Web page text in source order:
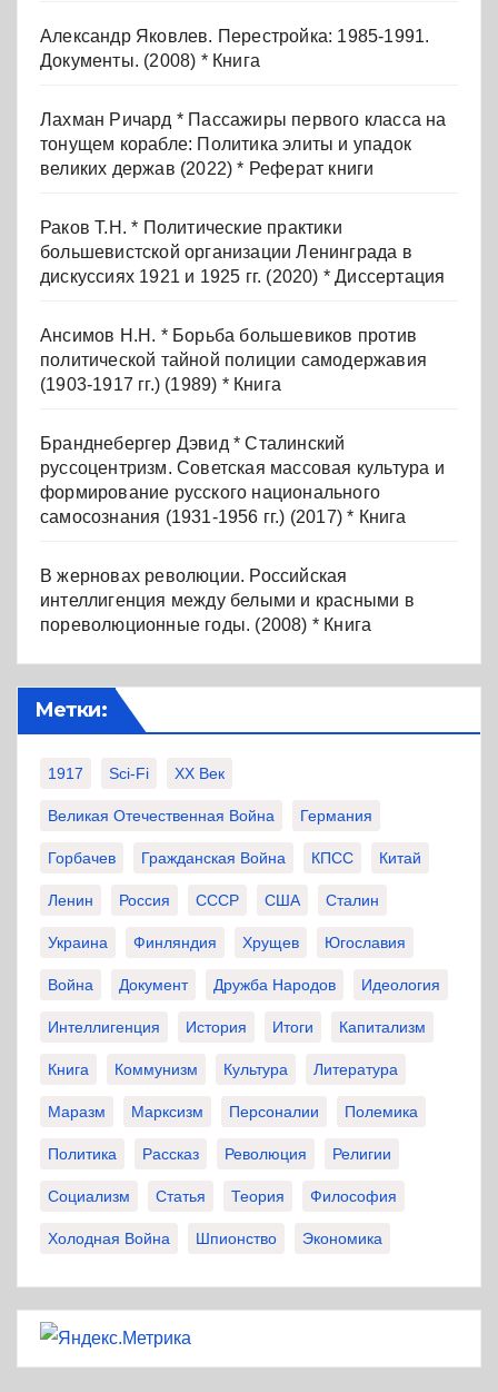
Александр Яковлев. Перестройка: 1985-1991.
Документы. (2008) * Книга
Лахман Ричард * Пассажиры первого класса на
тонущем корабле: Политика элиты и упадок
великих держав (2022) * Реферат книги
Раков Т.Н. * Политические практики
большевистской организации Ленинграда в
дискуссиях 1921 и 1925 гг. (2020) * Диссертация
Ансимов Н.Н. * Борьба большевиков против
политической тайной полиции самодержавия
(1903-1917 гг.) (1989) * Книга
Бранднебергер Дэвид * Сталинский
руссоцентризм. Советская массовая культура и
формирование русского национального
самосознания (1931-1956 гг.) (2017) * Книга
В жерновах революции. Российская
интеллигенция между белыми и красными в
пореволюционные годы. (2008) * Книга
Метки:
1917 Sci-Fi XX Век
Великая Отечественная Война Германия
Горбачев Гражданская Война КПСС Китай
Ленин Россия СССР США Сталин
Украина Финляндия Хрущев Югославия
Война Документ Дружба Народов Идеология
Интеллигенция История Итоги Капитализм
Книга Коммунизм Культура Литература
Маразм Марксизм Персоналии Полемика
Политика Рассказ Революция Религии
Социализм Статья Теория Философия
Холодная Война Шпионство Экономика